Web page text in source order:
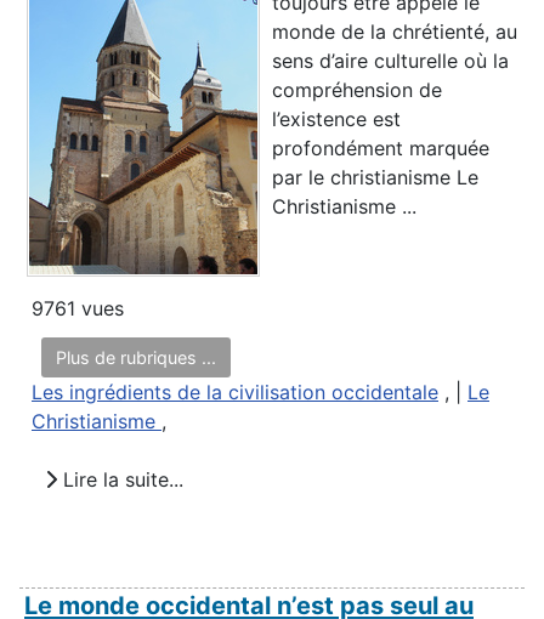
monde de la chrétienté, au
sens d’aire culturelle où la
compréhension de
l’existence est
profondément marquée
par le christianisme Le
Christianisme ...
9761 vues
Plus de rubriques ...
Les ingrédients de la civilisation occidentale , | Le
Christianisme ,
Lire la suite...
Le monde occidental n’est pas seul au